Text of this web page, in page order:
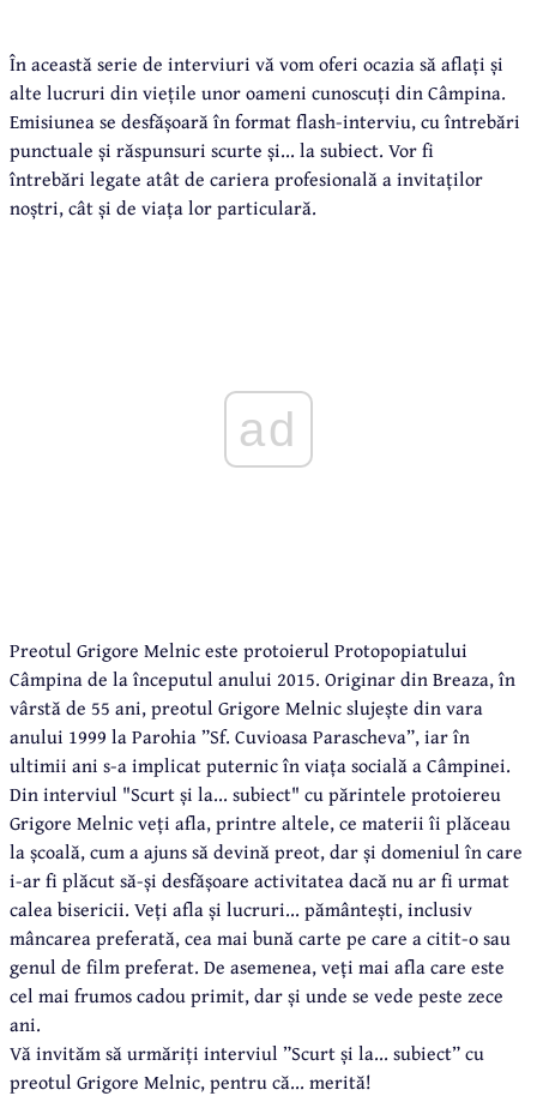
În această serie de interviuri vă vom oferi ocazia să aflați și
alte lucruri din viețile unor oameni cunoscuți din Câmpina.
Emisiunea se desfășoară în format flash-interviu, cu întrebări
punctuale și răspunsuri scurte și... la subiect. Vor fi
întrebări legate atât de cariera profesională a invitaților
noștri, cât și de viața lor particulară.
ad
Preotul Grigore Melnic este protoierul Protopopiatului
Câmpina de la începutul anului 2015. Originar din Breaza, în
vârstă de 55 ani, preotul Grigore Melnic slujește din vara
anului 1999 la Parohia ”Sf. Cuvioasa Parascheva”, iar în
ultimii ani s-a implicat puternic în viața socială a Câmpinei.
Din interviul "Scurt și la... subiect" cu părintele protoiereu
Grigore Melnic veți afla, printre altele, ce materii îi plăceau
la școală, cum a ajuns să devină preot, dar și domeniul în care
i-ar fi plăcut să-și desfășoare activitatea dacă nu ar fi urmat
calea bisericii. Veți afla și lucruri... pământești, inclusiv
mâncarea preferată, cea mai bună carte pe care a citit-o sau
genul de film preferat. De asemenea, veți mai afla care este
cel mai frumos cadou primit, dar și unde se vede peste zece
ani.
Vă invităm să urmăriți interviul ”Scurt și la... subiect” cu
preotul Grigore Melnic, pentru că... merită!